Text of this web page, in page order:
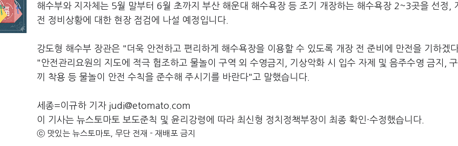
해수부와 지자체는 5월 말부터 6월 초까지 부산 해운대 해수욕장 등 조기 개장하는 해수욕장 2~3곳을 선정,
전 정비상황에 대한 현장 점검에 나설 예정입니다.
강도형 해수부 장관은 "더욱 안전하고 편리하게 해수욕장을 이용할 수 있도록 개장 전 준비에 만전을 기하겠
"안전관리요원의 지도에 적극 협조하고 물놀이 구역 외 수영금지, 기상악화 시 입수 자제 및 음주수영 금지,
끼 착용 등 물놀이 안전 수칙을 준수해 주시기를 바란다"고 말했습니다.
세종=이규하 기자 judi@etomato.com
이 기사는 뉴스토마토 보도준칙 및 윤리강령에 따라 최신형 정치정책부장이 최종 확인·수정했습니다.
ⓒ 맛있는 뉴스토마토, 무단 전재 - 재배포 금지